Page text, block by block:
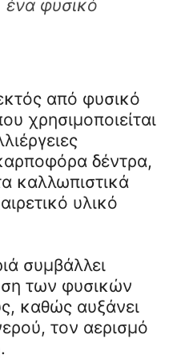
φυσικό
από φυσικό
χρησιμοποιείται
δέντρα,
καλλωπιστικά
υλικό
συμβάλλει
των φυσικών
καθώς αυξάνει
τον αερισμό